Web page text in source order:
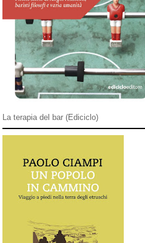
La terapia del bar (Ediciclo)